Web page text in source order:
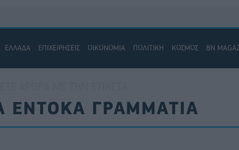
ΕΛΛΑΔΑ ΕΠΙΧΕΙΡΗΣΕΙΣ ΟΙΚΟΝΟΜΙΑ ΠΟΛΙΤΙΚΗ ΚΟΣΜΟΣ BN
ΕΝΤΟΚΑ ΓΡΑΜΜΑΤΙΑ